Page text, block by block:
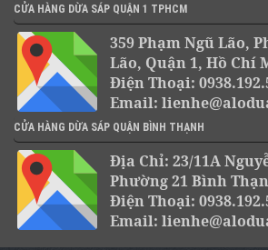
CỬA HÀNG DỪA SÁP QUẬN 1 TPHCM
359 Phạm Ngũ Lão,
Lão, Quận 1, Hồ Chí
Điện Thoại:
Email:
CỬA HÀNG DỪA SÁP QUẬN BÌNH THẠNH
Địa Chỉ: 23/11A
Phường 21 Bình
Điện Thoại:
Email: